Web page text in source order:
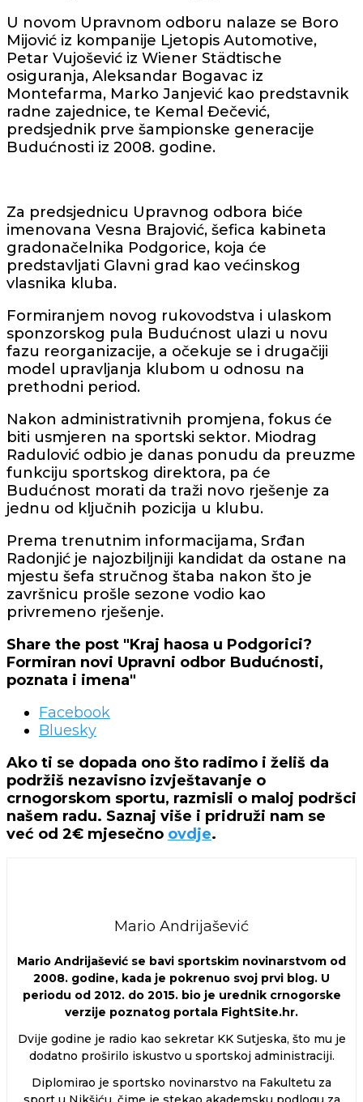
U novom Upravnom odboru nalaze se Boro
Mijović iz kompanije Ljetopis Automotive,
Petar Vujošević iz Wiener Städtische
osiguranja, Aleksandar Bogavac iz
Montefarma, Marko Janjević kao predstavnik
radne zajednice, te Kemal Đečević,
predsjednik prve šampionske generacije
Budućnosti iz 2008. godine.
Za predsjednicu Upravnog odbora biće
imenovana Vesna Brajović, šefica kabineta
gradonačelnika Podgorice, koja će
predstavljati Glavni grad kao većinskog
vlasnika kluba.
Formiranjem novog rukovodstva i ulaskom
sponzorskog pula Budućnost ulazi u novu
fazu reorganizacije, a očekuje se i drugačiji
model upravljanja klubom u odnosu na
prethodni period.
Nakon administrativnih promjena, fokus će
biti usmjeren na sportski sektor. Miodrag
Radulović odbio je danas ponudu da preuzme
funkciju sportskog direktora, pa će
Budućnost morati da traži novo rješenje za
jednu od ključnih pozicija u klubu.
Prema trenutnim informacijama, Srđan
Radonjić je najozbiljniji kandidat da ostane na
mjestu šefa stručnog štaba nakon što je
završnicu prošle sezone vodio kao
privremeno rješenje.
Share the post "Kraj haosa u Podgorici?
Formiran novi Upravni odbor Budućnosti,
poznata i imena"
Facebook
Bluesky
Ako ti se dopada ono što radimo i želiš da
podržiš nezavisno izvještavanje o
crnogorskom sportu, razmisli o maloj podršci
našem radu. Saznaj više i pridruži nam se
već od 2€ mjesečno ovdje.
Mario Andrijašević
Mario Andrijašević se bavi sportskim novinarstvom od
2008. godine, kada je pokrenuo svoj prvi blog. U
periodu od 2012. do 2015. bio je urednik crnogorske
verzije poznatog portala FightSite.hr.
Dvije godine je radio kao sekretar KK Sutjeska, što mu je
dodatno proširilo iskustvo u sportskoj administraciji.
Diplomirao je sportsko novinarstvo na Fakultetu za